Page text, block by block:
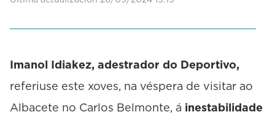
sImanol Idiakez, adestrador do Deportivo,
referiuse este xoves, na véspera de visitar ao
Albacete no Carlos Belmonte, á inestabilidade